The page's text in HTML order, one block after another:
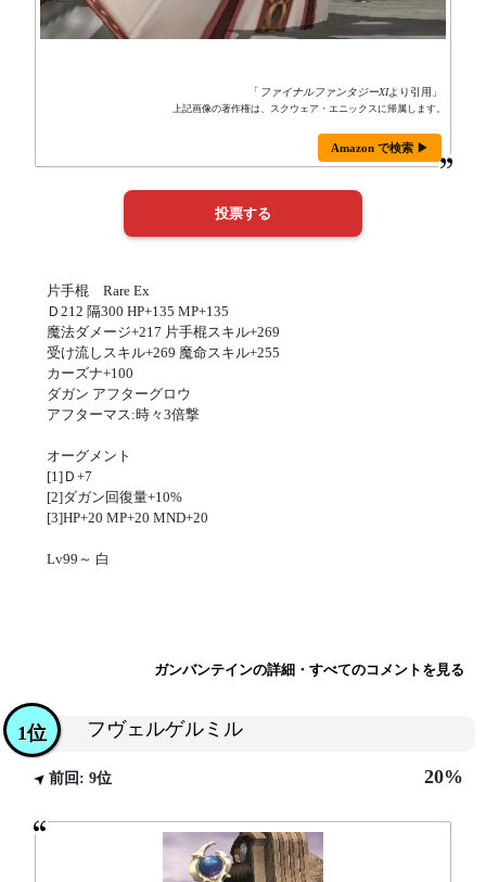
「 ファイナルファンタジーXIより引用」
上記画像の著作権は、スクウェア・エニックスに帰属します。
Amazon で検索 ▶
片手棍 Rare Ex
Ｄ212 隔300 HP+135 MP+135
魔法ダメージ+217 片手棍スキル+269
受け流しスキル+269 魔命スキル+255
カーズナ+100
ダガン アフターグロウ
アフターマス:時々3倍撃
オーグメント
[1]Ｄ+7
[2]ダガン回復量+10%
[3]HP+20 MP+20 MND+20
Lv99～ 白
ガンバンテインの詳細・すべてのコメントを見る
フヴェルゲルミル
1位
前回: 9位 20%